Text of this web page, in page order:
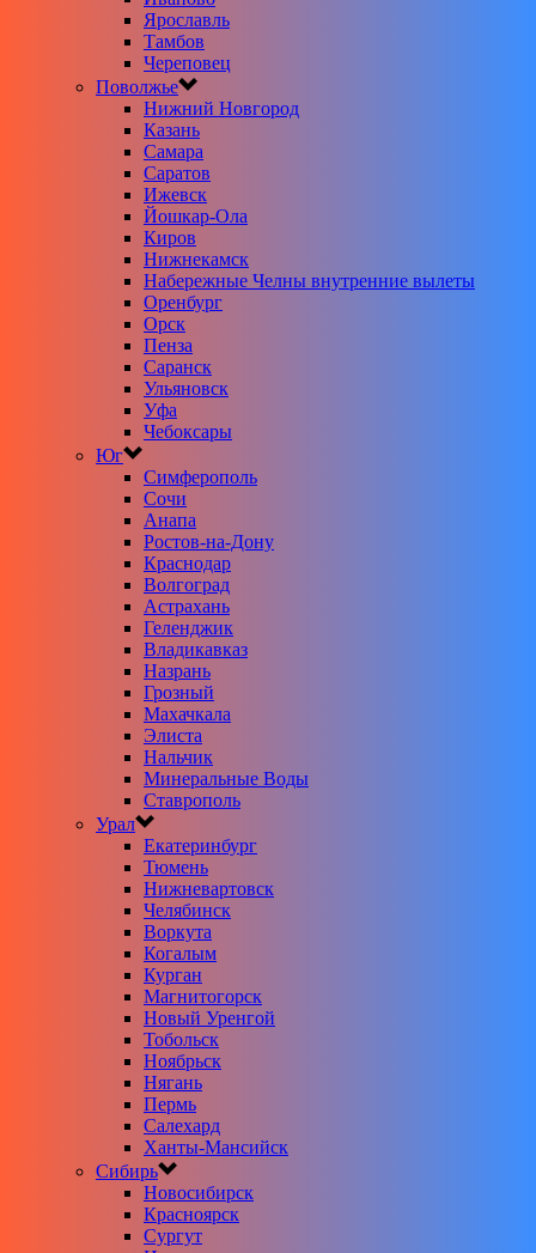
Ярославль
Тамбов
Череповец
Поволжье
Нижний Новгород
Казань
Самара
Саратов
Ижевск
Йошкар-Ола
Киров
Нижнекамск
Набережные Челны внутренние вылеты
Оренбург
Орск
Пенза
Саранск
Ульяновск
Уфа
Чебоксары
Юг
Симферополь
Сочи
Анапа
Ростов-на-Дону
Краснодар
Волгоград
Астрахань
Геленджик
Владикавказ
Назрань
Грозный
Махачкала
Элиста
Нальчик
Минеральные Воды
Ставрополь
Урал
Екатеринбург
Тюмень
Нижневартовск
Челябинск
Воркута
Когалым
Курган
Магнитогорск
Новый Уренгой
Тобольск
Ноябрьск
Нягань
Пермь
Салехард
Ханты-Мансийск
Сибирь
Новосибирск
Красноярск
Сургут